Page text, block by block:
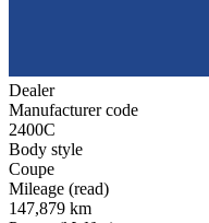
Dealer
Manufacturer code
2400C
Body style
Coupe
Mileage (read)
147,879 km